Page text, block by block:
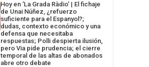
Hoy en ‘La Grada Ràdio’ | El fichaje
de Unai Núñez, ¿refuerzo
suficiente para el Espanyol?;
dudas, contexto económico y una
defensa que necesitaba
respuestas; Polli despierta ilusión,
pero Via pide prudencia; el cierre
temporal de las altas de abonados
abre otro debate